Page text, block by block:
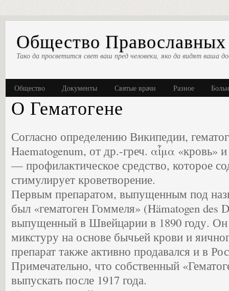
Общество
Тако да просветится свет ваш пред человеки, яко да видят
Общество Документы Святые врачи Разное
О Гематогене
Согласно определению Википедии,
Haematogenum, от др.-греч. αἷμα
— профилактическое средство, которое
стимулирует кроветворение.
Первым препаратом, выпущенным под
был «гематоген Гоммеля» (Hämatogen des
выпущенный в Швейцарии в 1890 году. Он
микстуру на основе бычьей крови и
препарат также активно продавался и в
Примечательно, что собственный
выпускать после 1917 года.